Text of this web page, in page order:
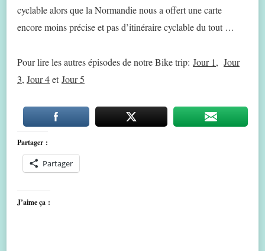
cyclable alors que la Normandie nous a offert une carte
encore moins précise et pas d’itinéraire cyclable du tout …
Pour lire les autres épisodes de notre Bike trip: Jour 1, Jour
3, Jour 4etJour 5
Partager :
Partager
J’aime ça :